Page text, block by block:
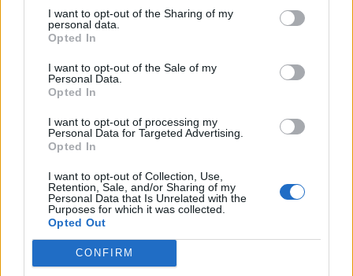
I want to opt-out of the Sharing of my
personal data.
Opted In
I want to opt-out of the Sale of my
Personal Data.
Opted In
I want to opt-out of processing my
Personal Data for Targeted Advertising.
Opted In
I want to opt-out of Collection, Use,
Retention, Sale, and/or Sharing of my
Personal Data that Is Unrelated with the
Purposes for which it was collected.
Opted Out
CONFIRM
2026. augusztus 08., szombat
Vaddisznó szaladt le a budapesti
metróba, felszállt az egyik kocsira,
majd kilőtték – videóval